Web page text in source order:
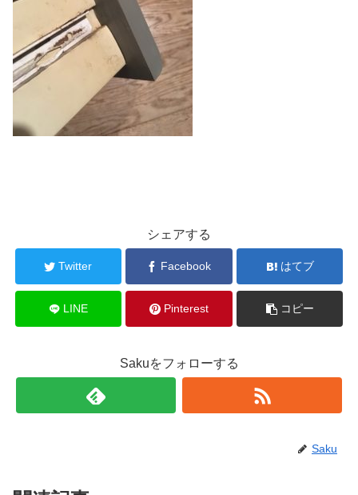
シェアする
Twitter Facebook はてブ
LINE Pinterest コピー
Sakuをフォローする
Saku